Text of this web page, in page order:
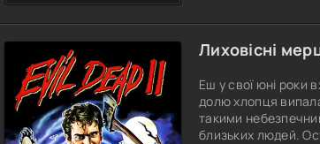
Лиховісні
Еш у свої юні роки
долю хлопця
такими
близьких людей.